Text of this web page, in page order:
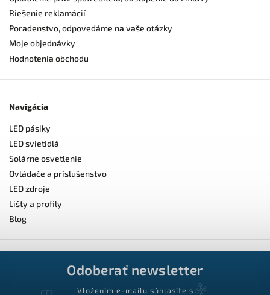
Riešenie reklamácií
Poradenstvo, odpovedáme na vaše otázky
Moje objednávky
Hodnotenia obchodu
Navigácia
LED pásiky
LED svietidlá
Solárne osvetlenie
Ovládače a príslušenstvo
LED zdroje
Lišty a profily
Blog
Odoberať newsletter
Vložením e-mailu súhlasíte s